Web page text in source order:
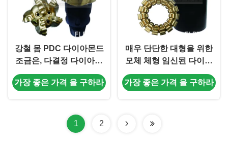
강철 몸 PDC 다이아몬드
조금은, 다결정 다이아몬
드 콤팩트 12 1/4
FS19053I를 물었습니다
가장 좋은 가격 을 구하라
매우 단단한 대형을 위한
모체 체형 임신된 다이아
몬드 핵심 조금
가장 좋은 가격 을 구하라
1 2